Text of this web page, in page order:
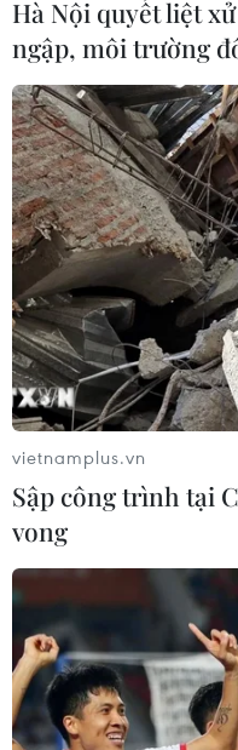
1.943,51 USD/ounce
trong phiên, mức cao
vàng kỳ hạn của Mỹ
USD/ounce.
Hà Nội quyết liệt
ngập, môi trường
vietnamplus.vn
Sập công trình tại
vong